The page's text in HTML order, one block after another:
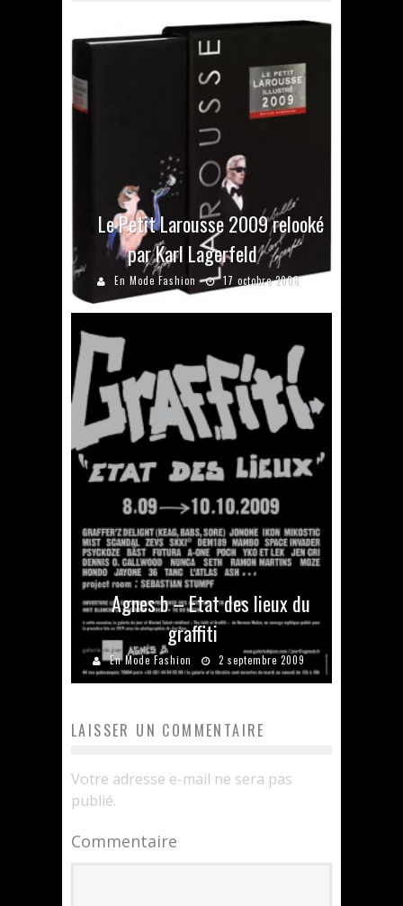
Le Petit Larousse 2009 relooké
par Karl Lagerfeld
En Mode Fashion 17 octobre 2008
Agnes b – Etat des lieux du
graffiti
En Mode Fashion 2 septembre 2009
LAISSER UN COMMENTAIRE
Votre adresse e-mail ne sera pas
publié.
Commentaire